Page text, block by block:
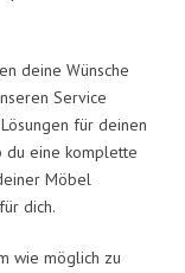
deine Wünsche
Service
für deinen
du eine komplette
Möbel
dich.
wie möglich zu